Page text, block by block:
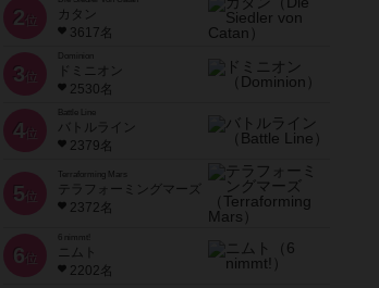
2 位
カタン
3617名
3 位
ドミニオン
2530名
4位
Battle Line
バトルライン
2379名
5 位
Terraforming Mars
テラフォーミングマーズ
2372名
6 位
ニムト
2202名